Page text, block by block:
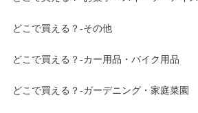
どこで買える？-その他
どこで買える？-カー用品・バイク用品
どこで買える？-ガーデニング・家庭菜園